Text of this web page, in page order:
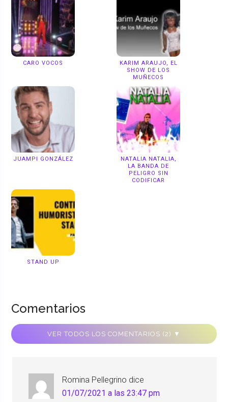
CARO VOCOS
KARIM ARAUJO, EL
SHOW DE LOS
MUÑECOS
JUAMPI GONZÁLEZ
NATALIA NATALIA,
LA BANDA DE
PELIGRO SIN
CODIFICAR
STAND UP
Comentarios
VER TODOS LOS COMENTARIOS (2) ▼
Romina Pellegrino dice
01/07/2021 a las 23:47 pm